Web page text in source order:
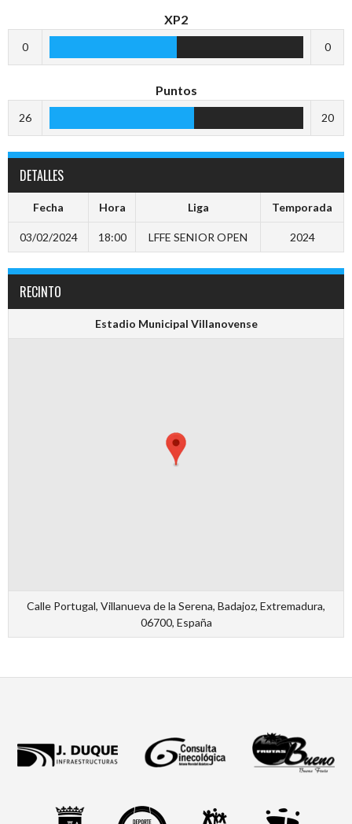
XP2
0 0
Puntos
26 20
DETALLES
Fecha Hora Liga Temporada
03/02/2024 18:00 LFFE SENIOR OPEN 2024
RECINTO
Estadio Municipal Villanovense
Calle Portugal, Villanueva de la Serena, Badajoz, Extremadura,
06700, España